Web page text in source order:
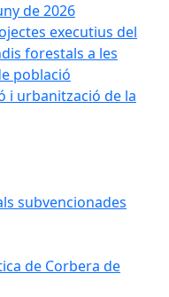
de 2026
executius del
forestals a les
població
i urbanització de la
subvencionades
de Corbera de